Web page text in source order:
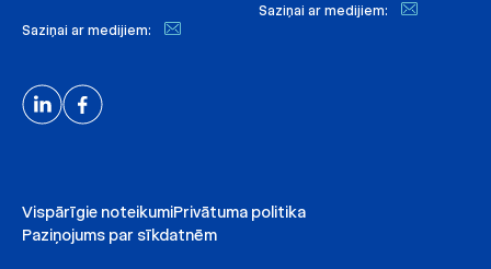
Saziņai ar medijiem:
Saziņai ar medijiem:
Vispārīgie noteikumiPrivātuma politika
Paziņojums par sīkdatnēm